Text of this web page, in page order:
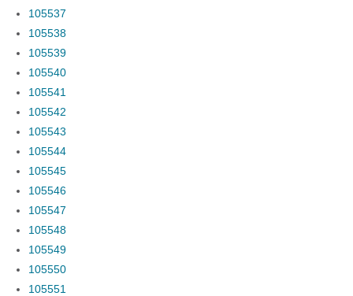
105537
105538
105539
105540
105541
105542
105543
105544
105545
105546
105547
105548
105549
105550
105551